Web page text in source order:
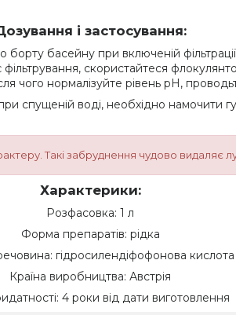
і застосування:
басейну при включеній
скористайтеся
чого нормалізуйте рівень pH,
спущеній воді, необхідно намочити
Такі забруднення чудово видаляє
Характерики:
Розфасовка: 1 л
Форма препаратів: рідка
гідросилендіфофонова кислота
Країна виробництва: Австрія
4 роки від дати виготовлення